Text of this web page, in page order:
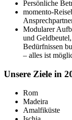
Persönliche
momento-
Modularer
und
Bedürfnissen
– alles ist
Unsere Ziele in
Rom
Madeira
Amalfiküste